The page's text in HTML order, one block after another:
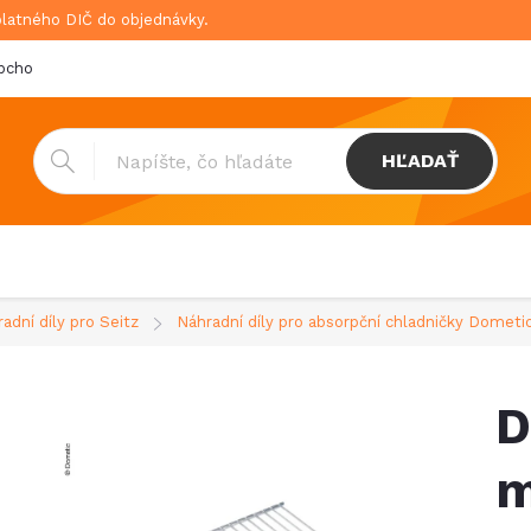
DIČ do objednávky.
podmienky
HĽADAŤ
díly pro Seitz Náhradní díly pro absorpční chladničky